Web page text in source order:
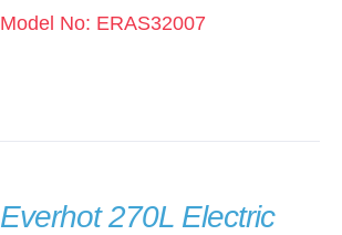
Model No: ERAS32007
Everhot 270L Electric